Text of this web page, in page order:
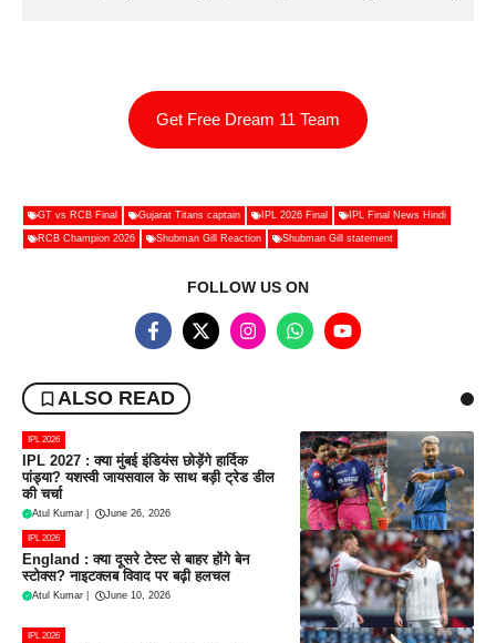
Get Free Dream 11 Team
GT vs RCB Final Gujarat Titans captain IPL 2026 Final IPL Final News Hindi
RCB Champion 2026 Shubman Gill Reaction Shubman Gill statement
FOLLOW US ON
ALSO READ
IPL 2026
IPL 2027 : क्या मुंबई इंडियंस छोड़ेंगे हार्दिक
पांड्या? यशस्वी जायसवाल के साथ बड़ी ट्रेड डील
की चर्चा
Atul Kumar June 26, 2026
IPL 2026
England : क्या दूसरे टेस्ट से बाहर होंगे बेन
स्टोक्स? नाइटक्लब विवाद पर बढ़ी हलचल
Atul Kumar June 10, 2026
IPL 2026